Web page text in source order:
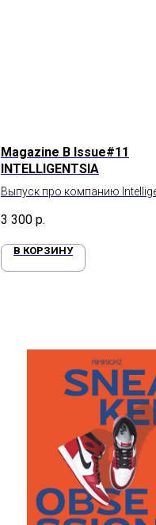
Magazine B Issue#11
INTELLIGENTSIA
Выпуск про компанию
3 300 р.
В КОРЗИНУ